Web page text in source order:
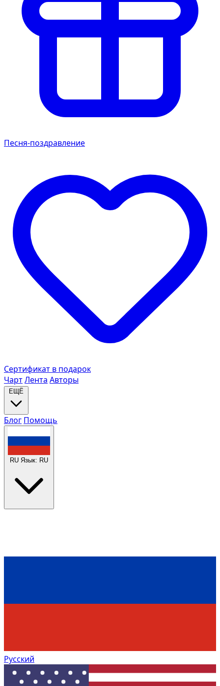
Песня-поздравление
Сертификат в подарок
ЧартЛента Авторы
ЕЩЁ
Блог Помощь
RU Язык: RU
Русский